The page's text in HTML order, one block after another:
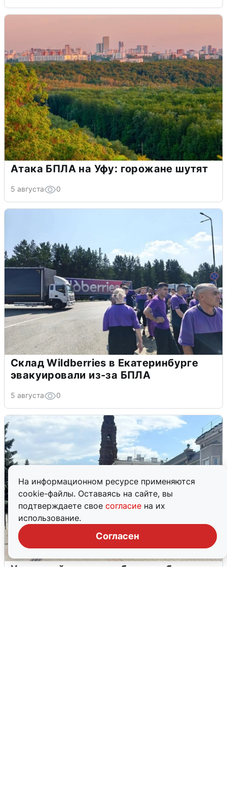
На информационном ресурсе применяются
cookie-файлы. Оставаясь на сайте, вы
подтверждаете свое согласие на их
использование.
Согласен
Атака БПЛА на Уфу: горожане шутят
5 августа 0
Склад Wildberries в Екатеринбурге
эвакуировали из-за БПЛА
5 августа 0
У соседей пожар и сбои: что было при